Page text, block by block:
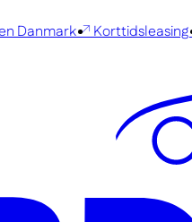
Danmark Korttidsleasing